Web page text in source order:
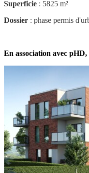
Superficie : 5825 m²
Dossier : phase permis
En association avec